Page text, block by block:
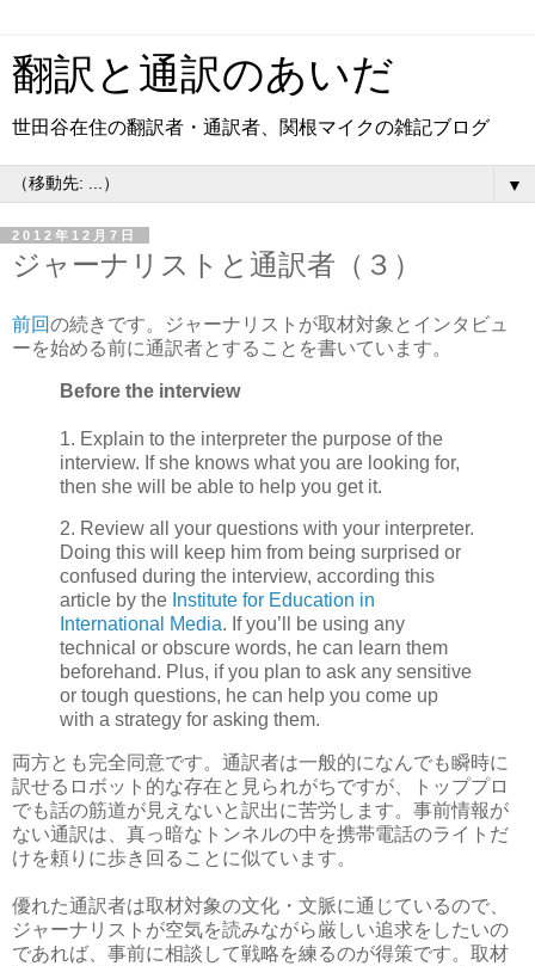
翻訳と通訳のあいだ
世田谷在住の翻訳者・通訳者、関根マイクの雑記ブログ
▼
2012年12月7日
ジャーナリストと通訳者（３）
前回の続きです。ジャーナリストが取材対象とインタビュ
ーを始める前に通訳者とすることを書いています。
Before the interview
1. Explain to the interpreter the purpose of the
interview. If she knows what you are looking for,
then she will be able to help you get it.
2. Review all your questions with your interpreter.
Doing this will keep him from being surprised or
confused during the interview, according this
article by the Institute for Education in
International Media. If you’ll be using any
technical or obscure words, he can learn them
beforehand. Plus, if you plan to ask any sensitive
or tough questions, he can help you come up
with a strategy for asking them.
両方とも完全同意です。通訳者は一般的になんでも瞬時に
訳せるロボット的な存在と見られがちですが、トッププロ
でも話の筋道が見えないと訳出に苦労します。事前情報が
ない通訳は、真っ暗なトンネルの中を携帯電話のライトだ
けを頼りに歩き回ることに似ています。
優れた通訳者は取材対象の文化・文脈に通じているので、
ジャーナリストが空気を読みながら厳しい追求をしたいの
であれば、事前に相談して戦略を練るのが得策です。取材